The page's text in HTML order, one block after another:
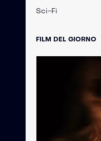
Sci-Fi
FILM DEL GIORNO